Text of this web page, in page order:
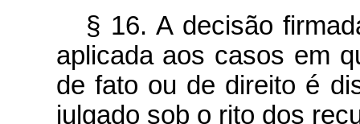
§ 16. A decisão
aplicada aos casos em
de fato ou de direito é
julgado sob o rito dos